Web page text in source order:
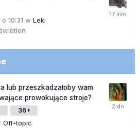
10:31 w Leki
lub przeszkadzałoby wam
prowokujące stroje?
36
Off-topic